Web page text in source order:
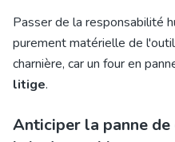
Passer de la responsabilité
purement matérielle de
charnière, car un four en
litige.
Anticiper la panne